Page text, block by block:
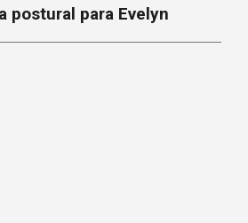
postural para Evelyn